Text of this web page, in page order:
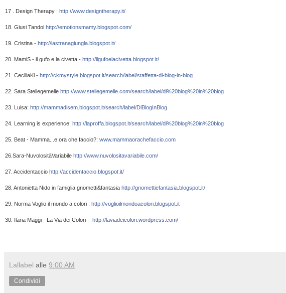
17 . Design Therapy : http://www.designtherapy.it/
18. Giusi Tandoi http://emotionsmamy.blogspot.com/
19. Cristina - http://lastranagiungla.blogspot.it/
20. MamiS - il gufo e la civetta - http://ilgufoelacivetta.blogspot.it/
21. CeciliaKi - http://ckmystyle.blogspot.it/search/label/staffetta-di-blog-in-blog
22. Sara Stellegemelle http://www.stellegemelle.com/search/label/di%20blog%20in%20blog
23. Luisa: http://mammadisem.blogspot.it/search/label/DiBlogInBlog
24. Learning is experience: http://laproffa.blogspot.it/search/label/di%20blog%20in%20blog
25. Beat - Mamma...e ora che faccio?: www.mammaorachefaccio.com
26.Sara-NuvolositàVariabile http://www.nuvolositavariabile.com/
27. Accidentaccio http://accidentaccio.blogspot.it/
28. Antonietta Nido in famiglia gnometti&fantasia http://gnomettiefantasia.blogspot.it/
29. Norma Voglio il mondo a colori : http://voglioilmondoacolori.blogspot.it
30. Ilaria Maggi - La Via dei Colori - http://laviadeicolori.wordpress.com/
Lallabel alle 9:00 AM
Condividi